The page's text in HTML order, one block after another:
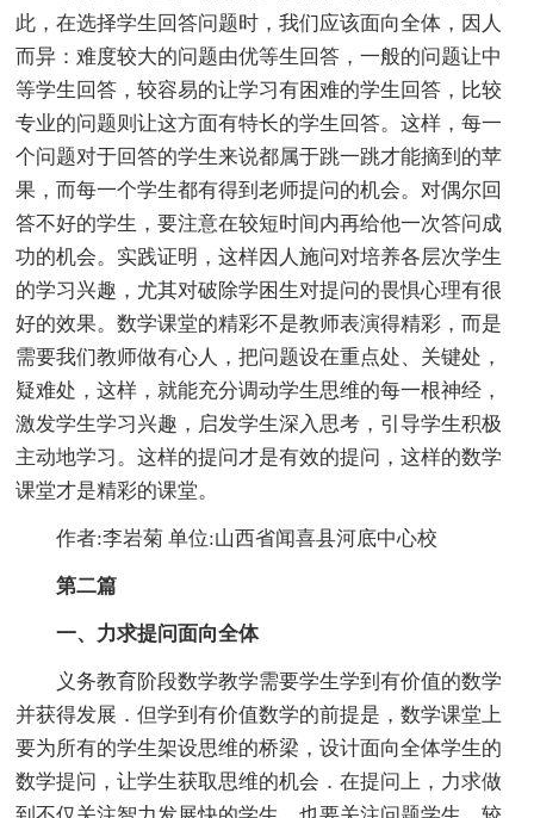
此，在选择学生回答问题时，我们应该面向全体，因人
而异：难度较大的问题由优等生回答，一般的问题让中
等学生回答，较容易的让学习有困难的学生回答，比较
专业的问题则让这方面有特长的学生回答。这样，每一
个问题对于回答的学生来说都属于跳一跳才能摘到的苹
果，而每一个学生都有得到老师提问的机会。对偶尔回
答不好的学生，要注意在较短时间内再给他一次答问成
功的机会。实践证明，这样因人施问对培养各层次学生
的学习兴趣，尤其对破除学困生对提问的畏惧心理有很
好的效果。数学课堂的精彩不是教师表演得精彩，而是
需要我们教师做有心人，把问题设在重点处、关键处，
疑难处，这样，就能充分调动学生思维的每一根神经，
激发学生学习兴趣，启发学生深入思考，引导学生积极
主动地学习。这样的提问才是有效的提问，这样的数学
课堂才是精彩的课堂。
作者:李岩菊 单位:山西省闻喜县河底中心校
第二篇
一、力求提问面向全体
义务教育阶段数学教学需要学生学到有价值的数学
并获得发展．但学到有价值数学的前提是，数学课堂上
要为所有的学生架设思维的桥梁，设计面向全体学生的
数学提问，让学生获取思维的机会．在提问上，力求做